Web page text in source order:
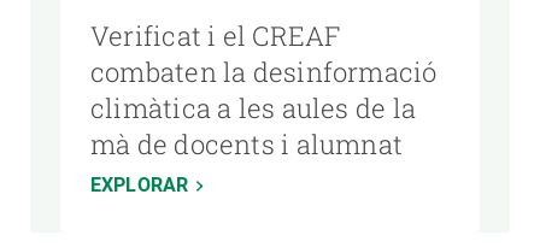
Verificat i el CREAF
combaten la desinformació
climàtica a les aules de la
mà de docents i alumnat
EXPLORAR